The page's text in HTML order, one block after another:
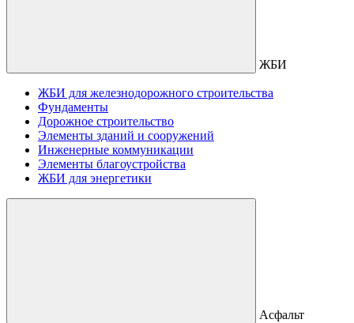
ЖБИ
ЖБИ для железнодорожного строительства
Фундаменты
Дорожное строительство
Элементы зданий и сооружений
Инженерные коммуникации
Элементы благоустройства
ЖБИ для энергетики
Асфальт